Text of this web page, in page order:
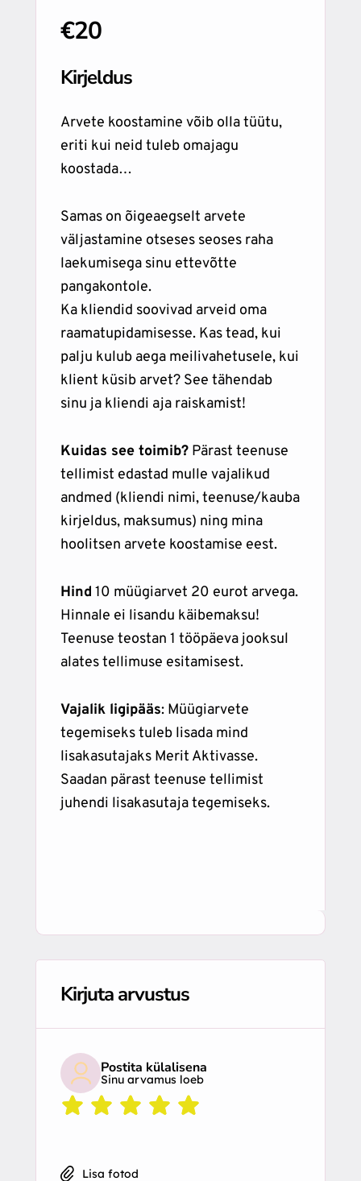
€20
Kirjeldus
Arvete koostamine võib olla tüütu,
eriti kui neid tuleb omajagu
koostada…
Samas on õigeaegselt arvete
väljastamine otseses seoses raha
laekumisega sinu ettevõtte
pangakontole.
Ka kliendid soovivad arveid oma
raamatupidamisesse. Kas tead, kui
palju kulub aega meilivahetusele, kui
klient küsib arvet? See tähendab
sinu ja kliendi aja raiskamist!
Kuidas see toimib? Pärast teenuse
tellimist edastad mulle vajalikud
andmed (kliendi nimi, teenuse/kauba
kirjeldus, maksumus) ning mina
hoolitsen arvete koostamise eest.
Hind 10 müügiarvet 20 eurot arvega.
Hinnale ei lisandu käibemaksu!
Teenuse teostan 1 tööpäeva jooksul
alates tellimuse esitamisest.
Vajalik ligipääs: Müügiarvete
tegemiseks tuleb lisada mind
lisakasutajaks Merit Aktivasse.
Saadan pärast teenuse tellimist
juhendi lisakasutaja tegemiseks.
Kirjuta arvustus
Postita külalisena
Sinu arvamus loeb
Lisa fotod